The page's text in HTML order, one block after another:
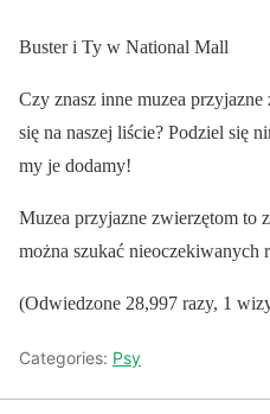
Buster i Ty w National Mall
Czy znasz inne muzea
się na naszej liście? Podziel się
my je dodamy!
Muzea przyjazne zwierzętom to
można szukać nieoczekiwanych
(Odwiedzone 28,997 razy, 1
Categories: Psy